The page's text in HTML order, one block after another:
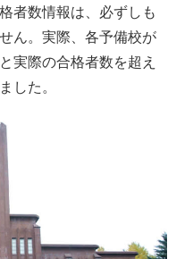
者数情報は、必ずしも
ん。実際、各予備校が
実際の合格者数を超え
した。